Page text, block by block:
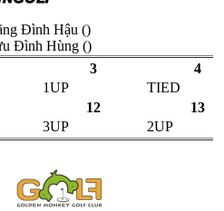
Đình Hậu ()
Đình Hùng ()
3
4
1UP
TIED
12
13
3UP 2UP